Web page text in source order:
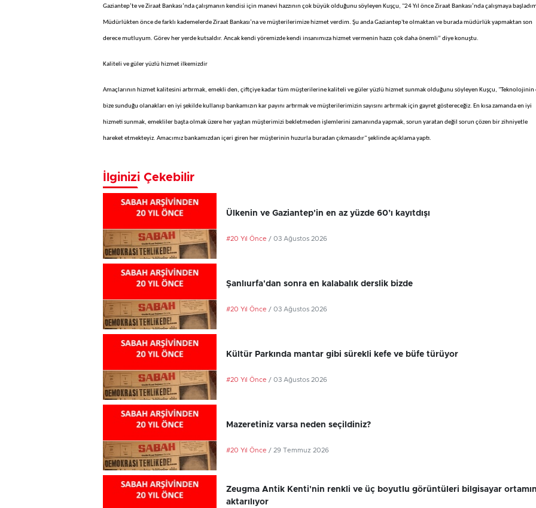
Gaziantep’te ve Ziraat Bankası’nda çalışmanın kendisi için manevi hazzının çok büyük olduğunu söyleyen Kuşçu, "24 Yıl önce Ziraat Bankası’nda çalışmaya
Müdürlükten önce de farklı kademelerde Ziraat Bankası’na ve müşterilerimize hizmet verdim. Şu anda Gaziantep'te olmaktan ve burada müdürlük yapmaktan son
derece mutluyum. Görev her yerde kutsaldır. Ancak kendi yöremizde kendi insanımıza hizmet vermenin hazzı çok daha önemli” diye konuştu.
Kaliteli ve güler yüzlü hizmet ilkemizdir
Amaçlarının hizmet kalitesini artırmak, emekli den, çiftçiye kadar tüm müşterilerine kaliteli ve güler yüzlü hizmet sunmak olduğunu söyleyen Kuşçu, "Teknolojinin
bize sunduğu olanakları en iyi şekilde kullanıp bankamızın kar payını artırmak ve müşterilerimizin sayısını artırmak için gayret göstereceğiz. En kısa zamanda en iyi
hizmeti sunmak, emekliler başta olmak üzere her yaştan müşterimizi bekletmeden işlemlerini zamanında yapmak, sorun yaratan değil sorun çözen bir zihniyetle
hareket etmekteyiz. Amacımız bankamızdan içeri giren her müşterinin huzurla buradan çıkmasıdır" şeklinde açıklama yaptı.
İlginizi Çekebilir
Ülkenin ve Gaziantep'in en az yüzde 60’ı kayıtdışı
#20 Yıl Önce / 03 Ağustos 2026
Şanlıurfa'dan sonra en kalabalık derslik bizde
#20 Yıl Önce / 03 Ağustos 2026
Kültür Parkında mantar gibi sürekli kefe ve büfe türüyor
#20 Yıl Önce / 03 Ağustos 2026
Mazeretiniz varsa neden seçildiniz?
#20 Yıl Önce / 29 Temmuz 2026
Zeugma Antik Kenti'nin renkli ve üç boyutlu görüntüleri bilgisayar
aktarılıyor